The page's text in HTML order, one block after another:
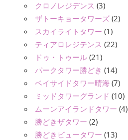
クロノレジデンス (3)
ザトーキョータワーズ (2)
スカイライトタワー (1)
ティアロレジテンス (22)
ドゥ・トゥール (21)
パークタワー勝どき (14)
ベイサイドタワー晴海 (7)
ミッドタワーグランド (10)
ムーンアイランドタワー (4)
勝どきザタワー (2)
勝どきビュータワー (13)